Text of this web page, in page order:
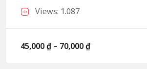
Views: 1.087
45,000₫ – 70,000₫